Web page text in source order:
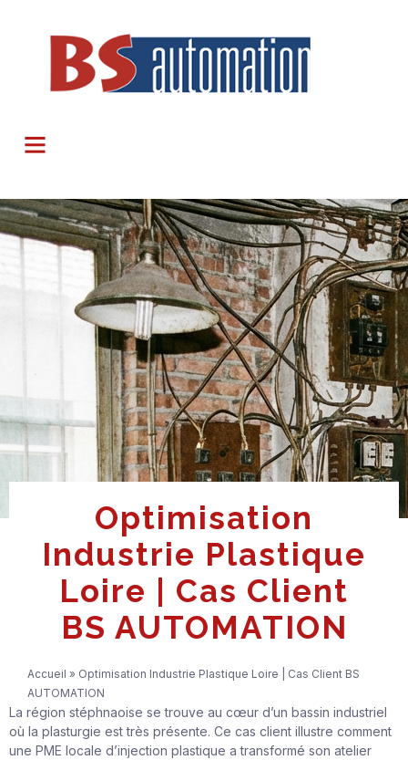
Optimisation
Industrie Plastique
Loire | Cas Client
BS AUTOMATION
Accueil » Optimisation Industrie Plastique Loire | Cas Client BS
AUTOMATION
La région stéphnaoise se trouve au cœur d’un bassin industriel
où la plasturgie est très présente. Ce cas client illustre comment
une PME locale d’injection plastique a transformé son atelier